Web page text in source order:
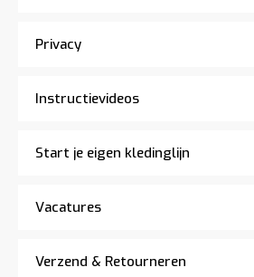
Privacy
Instructievideos
Start je eigen kledinglijn
Vacatures
Verzend & Retourneren